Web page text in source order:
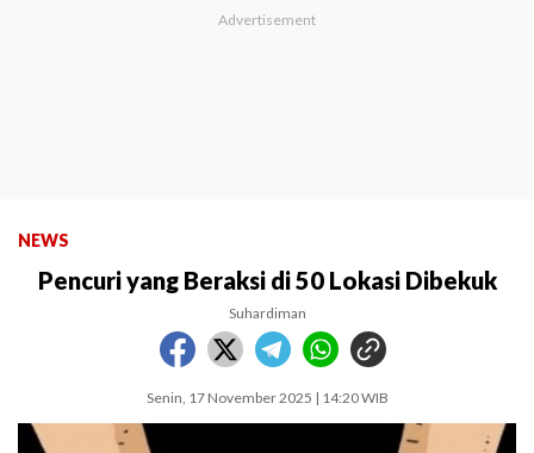
NEWS
Pencuri yang Beraksi di 50 Lokasi Dibekuk
Suhardiman
Senin, 17 November 2025 | 14:20 WIB